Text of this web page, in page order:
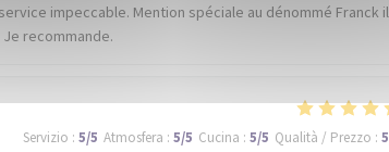
impeccable. Mention spéciale au dénommé Franck il
recommande.
Servizio : 5/5 Atmosfera : 5/5 Cucina : 5/5 Qualità / Prezzo : 5